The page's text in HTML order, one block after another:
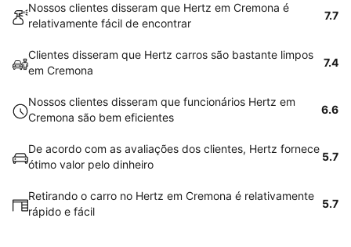
Nossos clientes disseram que Hertz em Cremona é
relativamente fácil de encontrar
7.7
Clientes disseram que Hertz carros são bastante limpos
em Cremona
7.4
Nossos clientes disseram que funcionários Hertz em
Cremona são bem eficientes
6.6
De acordo com as avaliações dos clientes, Hertz fornece
ótimo valor pelo dinheiro
5.7
Retirando o carro no Hertz em Cremona é relativamente
rápido e fácil
5.7